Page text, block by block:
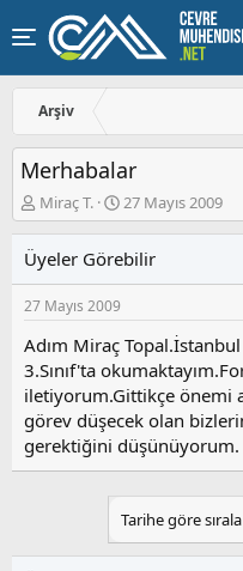
Arşiv
Merhabalar
K
o
u
y
u
a
ş
l
a
t
a
Miraç T.
B
a
l
a
ç
t
a
r
i
i
27 Mayıs 2009
Üyeler Görebilir
27 Mayıs 2009
Adım Miraç
3.Sınıf'ta
iletiyorum.Gittikçe önemi
görev düşecek olan
gerektiğini düşünüyorum.
Tarihe göre sırala